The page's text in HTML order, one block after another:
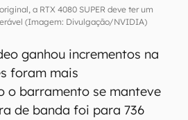
a RTX 4080 SUPER deve ter um
(Imagem: Divulgação/NVIDIA)
ganhou incrementos na
foram mais
o barramento se manteve
de banda foi para 736